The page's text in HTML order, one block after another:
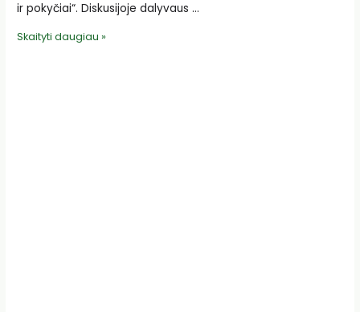
ir pokyčiai“. Diskusijoje dalyvaus …
DĖMESIO!
Skaityti daugiau »